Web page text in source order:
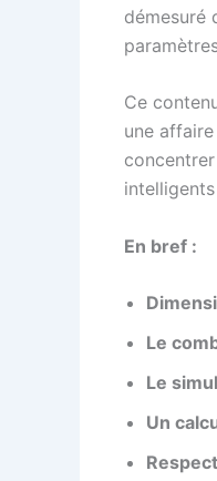
démesuré
Ce
une
En bref :
Le
Le
Un